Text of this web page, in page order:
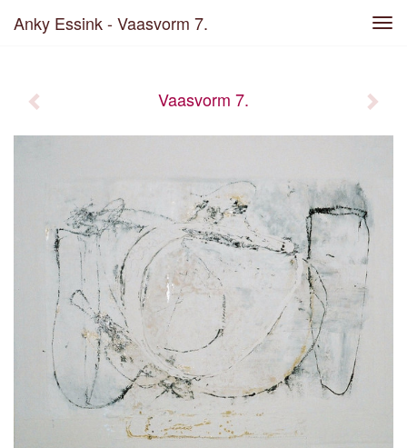
Anky Essink - Vaasvorm 7.
Vaasvorm 7.